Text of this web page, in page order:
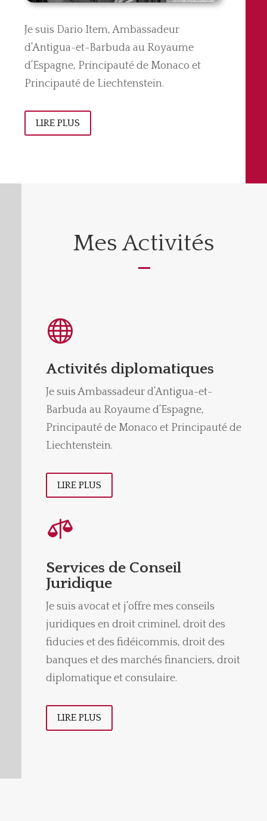
Je suis Dario Item, Ambassadeur
d’Antigua-et-Barbuda au Royaume
d’Espagne, Principauté de Monaco et
Principauté de Liechtenstein.
LIRE PLUS
Mes Activités

Activités diplomatiques
Je suis Ambassadeur d’Antigua-et-
Barbuda au Royaume d’Espagne,
Principauté de Monaco et Principauté de
Liechtenstein.
LIRE PLUS

Services de Conseil
Juridique
Je suis avocat et j’offre mes conseils
juridiques en droit criminel, droit des
fiducies et des fidéicommis, droit des
banques et des marchés financiers, droit
diplomatique et consulaire.
LIRE PLUS